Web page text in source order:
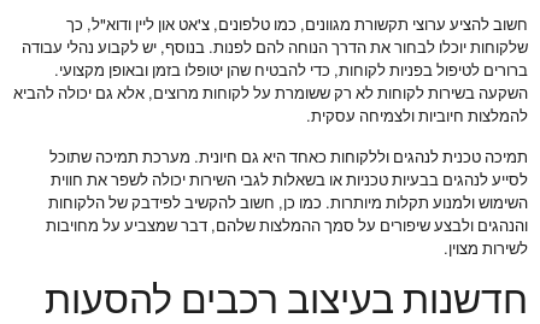
חשוב להציע ערוצי תקשורת מגוונים, כמו טלפונים, צ'אט און ליין ודוא"ל, כך
שלקוחות יוכלו לבחור את הדרך הנוחה להם לפנות. בנוסף, יש לקבוע נהלי עבודה
ברורים לטיפול בפניות לקוחות, כדי להבטיח שהן יטופלו בזמן ובאופן מקצועי.
השקעה בשירות לקוחות לא רק ששומרת על לקוחות מרוצים, אלא גם יכולה להביא
להמלצות חיוביות ולצמיחה עסקית.
תמיכה טכנית לנהגים וללקוחות כאחד היא גם חיונית. מערכת תמיכה שתוכל
לסייע לנהגים בבעיות טכניות או בשאלות לגבי השירות יכולה לשפר את חווית
השימוש ולמנוע תקלות מיותרות. כמו כן, חשוב להקשיב לפידבק של הלקוחות
והנהגים ולבצע שיפורים על סמך ההמלצות שלהם, דבר שמצביע על מחויבות
לשירות מצוין.
חדשנות בעיצוב רכבים להסעות